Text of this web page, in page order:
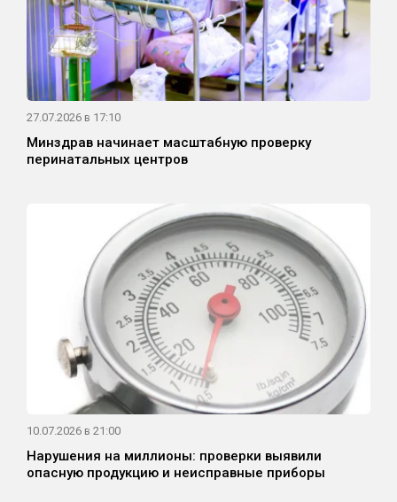
27.07.2026 в 17:10
Минздрав начинает масштабную проверку
перинатальных центров
10.07.2026 в 21:00
Нарушения на миллионы: проверки выявили
опасную продукцию и неисправные приборы